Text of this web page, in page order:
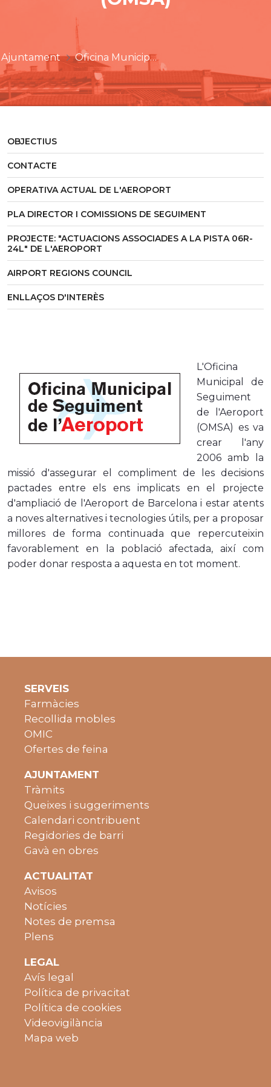
Ajuntament Oficina Municipal de Seguiment de l'Aeroport (OMSA)
OBJECTIUS
CONTACTE
OPERATIVA ACTUAL DE L'AEROPORT
PLA DIRECTOR I COMISSIONS DE SEGUIMENT
PROJECTE: "ACTUACIONS ASSOCIADES A LA PISTA 06R-
24L" DE L'AEROPORT
AIRPORT REGIONS COUNCIL
ENLLAÇOS D'INTERÈS
L'Oficina
Municipal de
Seguiment
de l'Aeroport
(OMSA) es va
crear
l'any
2006 amb la
missió d'assegurar el compliment de les decisions
pactades entre els ens implicats en el projecte
d'ampliació de l'Aeroport de Barcelona i estar atents
a noves alternatives i tecnologies útils, per a proposar
millores de forma continuada que repercuteixin
favorablement en la població afectada, així com
poder donar resposta a aquesta en tot moment.
SERVEIS
Farmàcies
Recollida mobles
OMIC
Ofertes de feina
AJUNTAMENT
Tràmits
Queixes i suggeriments
Calendari contribuent
Regidories de barri
Gavà en obres
ACTUALITAT
Avisos
Notícies
Notes de premsa
Plens
LEGAL
Avís legal
Política de privacitat
Política de cookies
Videovigilància
Mapa web